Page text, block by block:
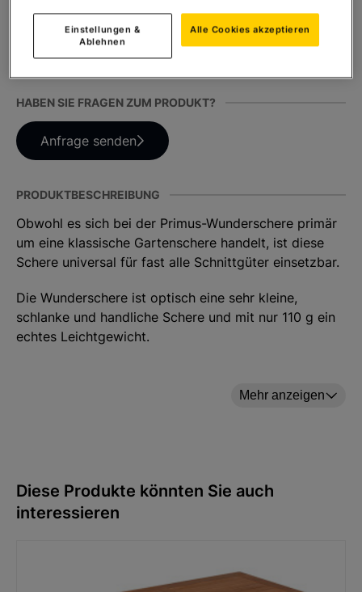
HABEN SIE FRAGEN ZUM PRODUKT?
Anfrage senden
PRODUKTBESCHREIBUNG
Obwohl es sich bei der Primus-Wunderschere primär
um eine klassische Gartenschere handelt, ist diese
Schere universal für fast alle Schnittgüter einsetzbar.
Die Wunderschere ist optisch eine sehr kleine,
schlanke und handliche Schere und mit nur 110 g ein
echtes Leichtgewicht.
aufwendigen Verfahren gehärtet, wie es schon seit
Bestandteil ist, sondern auch als Universalschere im
Haushalt und in der „Werkzeugkiste“ zu finden ist.
Bindematerialien problemlos möglich.
Mehr anzeigen
Diese Produkte könnten Sie auch
interessieren
Einstellungen &
Ablehnen
Alle Cookies akzeptieren